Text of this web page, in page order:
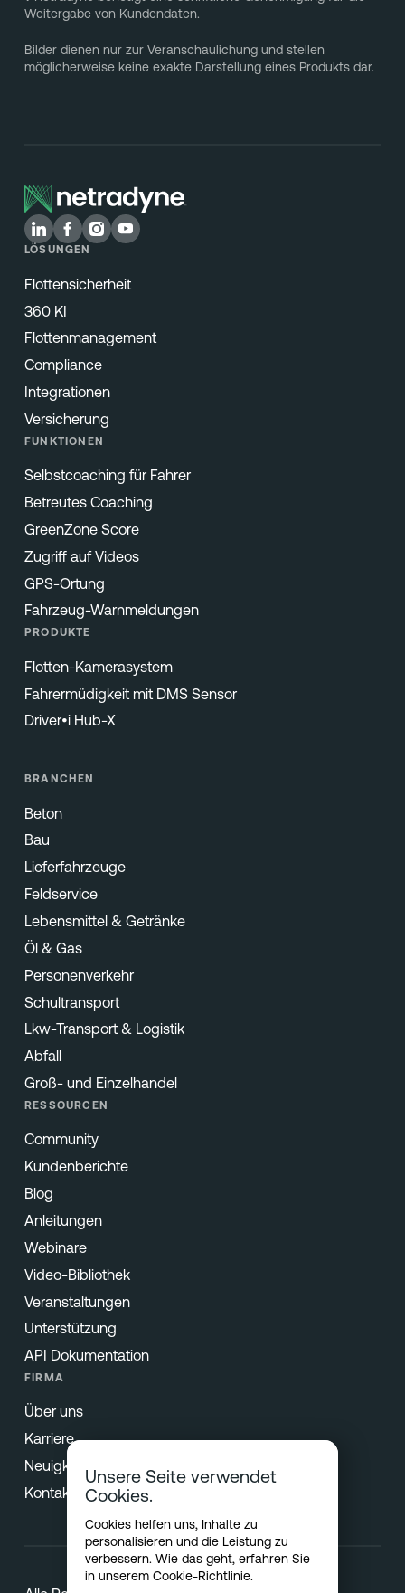
Weitergabe von Kundendaten.
Bilder dienen nur zur Veranschaulichung und stellen
möglicherweise keine exakte Darstellung eines Produkts dar.
LÖSUNGEN
Flottensicherheit
360 KI
Flottenmanagement
Compliance
Integrationen
Versicherung
FUNKTIONEN
Selbstcoaching für Fahrer
Betreutes Coaching
GreenZone Score
Zugriff auf Videos
GPS-Ortung
Fahrzeug-Warnmeldungen
PRODUKTE
Flotten-Kamerasystem
Fahrermüdigkeit mit DMS Sensor
Driver•i Hub-X
BRANCHEN
Beton
Bau
Lieferfahrzeuge
Feldservice
Lebensmittel & Getränke
Öl & Gas
Personenverkehr
Schultransport
Lkw-Transport & Logistik
Abfall
Groß- und Einzelhandel
RESSOURCEN
Community
Kundenberichte
Blog
Anleitungen
Webinare
Video-Bibliothek
Veranstaltungen
Unterstützung
API Dokumentation
FIRMA
Über uns
Karriere
Neuigkeiten & Presse
Kontakt
Unsere Seite verwendet
Cookies.
Cookies helfen uns, Inhalte zu
personalisieren und die Leistung zu
verbessern. Wie das geht, erfahren Sie
in unserem Cookie-Richtlinie.